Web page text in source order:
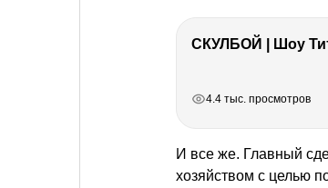
СКУЛБОЙ | Шоу
4.4 тыс. просмотров
И все же. Главный
хозяйством с целью